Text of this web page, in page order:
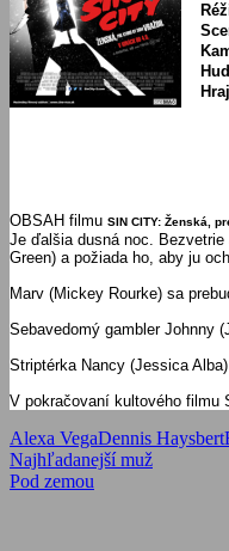
OBSAH filmu SIN CITY: Ženská,
Je ďalšia dusná noc.
Green) a požiada ho, aby ju
Marv (Mickey Rourke) sa
Sebavedomý gambler Johnny
Striptérka Nancy (Jessica
V pokračovaní kultového filmu
Alexa VegaDennis Haysbert
Navigácia
v
Previous
Post:
Najhľadanejší muž
Next
Pod zemou